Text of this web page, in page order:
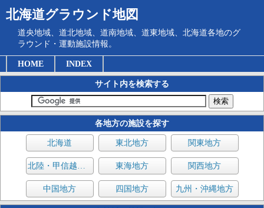
北海道グラウンド地図
道央地域、道北地域、道南地域、道東地域、北海道各地のグ
ラウンド・運動施設情報。
HOME INDEX
サイト内を検索する
各地方の施設を探す
北海道 東北地方 関東地方
北陸・甲信越地方 東海地方 関西地方
中国地方 四国地方 九州・沖縄地方